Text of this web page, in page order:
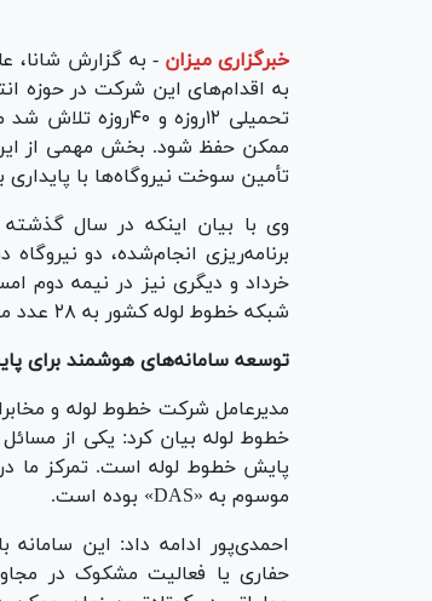
خبرگزاری میزان - به گزارش شانا،
تحمیلی ۱۲روزه و
ممکن حفظ شود. بخش مهمی از این
تأمین سوخت نیروگاه‌ها با
وی با بیان اینکه در سال
برنامه‌ریزی انجام‌شده، دو
خرداد و دیگری نیز در نیمه دوم
شبکه خطوط لوله کشور به ۲۸ عدد می‌رسد.
توسعه سامانه‌های هوشمند برای
مدیرعامل شرکت خطوط لوله و
خطوط لوله بیان کرد: یکی از
پایش خطوط لوله است. تمرکز ما
موسوم به «DAS» بوده است.
احمدی‌پور ادامه داد: این
حفاری یا فعالیت مشکوک در